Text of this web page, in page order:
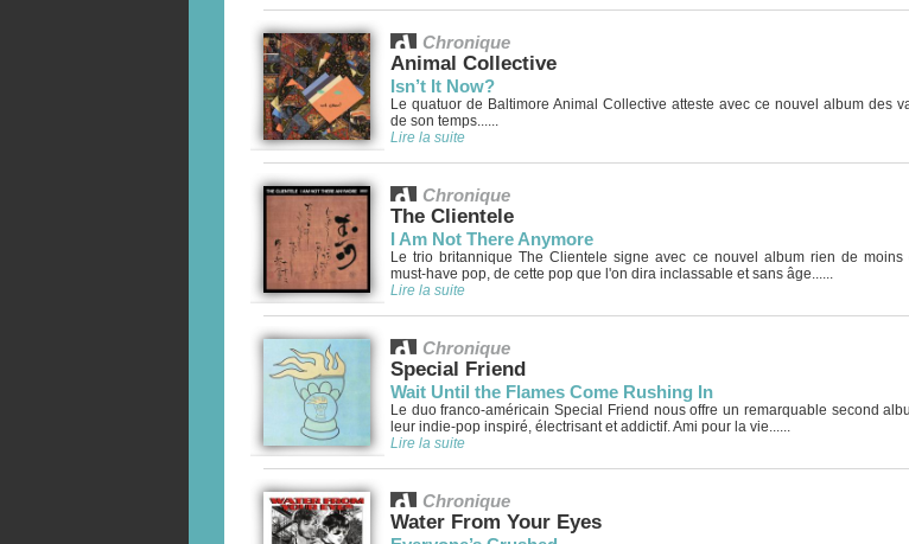
Chronique
Animal Collective
Isn’t It Now?
Le quatuor de Baltimore Animal Collective atteste avec ce nouvel album des
de son temps......
Lire la suite
Chronique
The Clientele
I Am Not There Anymore
Le trio britannique The Clientele signe avec ce nouvel album rien de moins
must-have pop, de cette pop que l'on dira inclassable et sans âge......
Lire la suite
Chronique
Special Friend
Wait Until the Flames Come Rushing In
Le duo franco-américain Special Friend nous offre un remarquable second
leur indie-pop inspiré, électrisant et addictif. Ami pour la vie......
Lire la suite
Chronique
Water From Your Eyes